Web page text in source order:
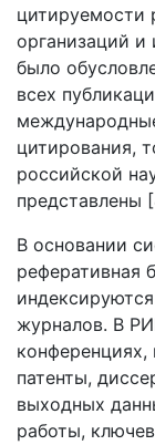
цитируемости
организаций
было
всех
цитирования,
российской
представлены
В основании
реферативная
журналов. В
патенты,
выходных
работы,